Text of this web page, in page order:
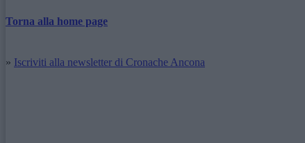
Torna alla home page
» Iscriviti alla newsletter di Cronache Ancona